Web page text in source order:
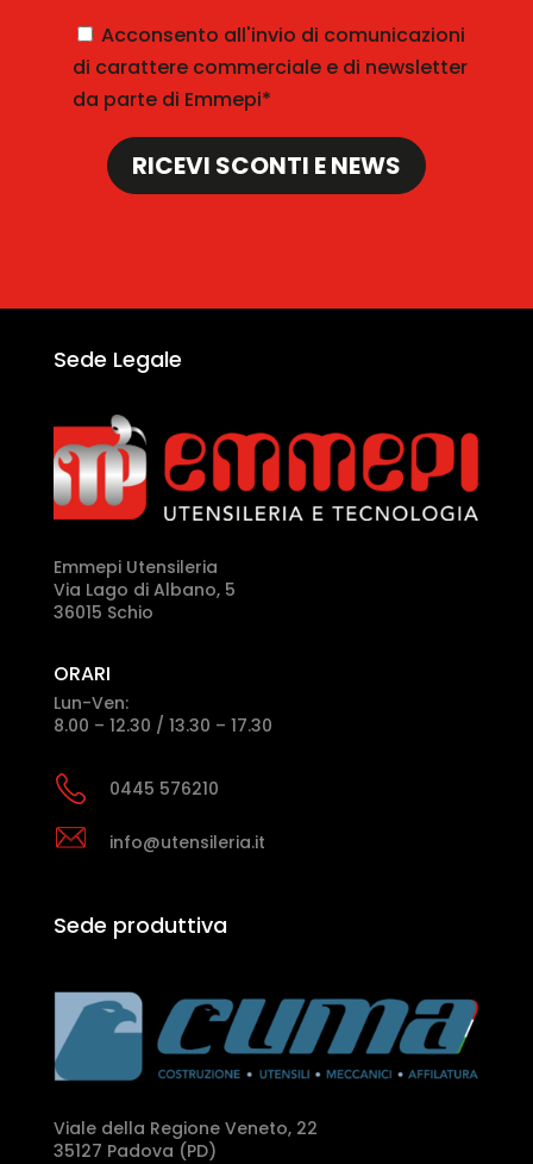
Acconsento all'invio di comunicazioni
di carattere commerciale e di newsletter
da parte di Emmepi*
RICEVI SCONTI E NEWS
Sede Legale
Emmepi Utensileria
Via Lago di Albano, 5
36015 Schio
ORARI
Lun-Ven:
8.00 – 12.30 / 13.30 – 17.30
0445 576210
info@utensileria.it
Sede produttiva
Viale della Regione Veneto, 22
35127 Padova (PD)